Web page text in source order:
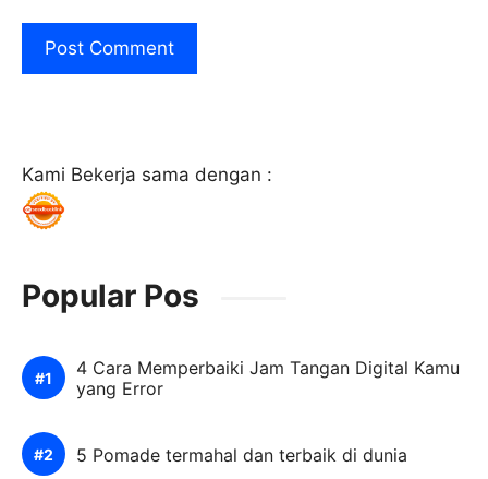
Kami Bekerja sama dengan :
Popular Pos
4 Cara Memperbaiki Jam Tangan Digital Kamu
yang Error
5 Pomade termahal dan terbaik di dunia